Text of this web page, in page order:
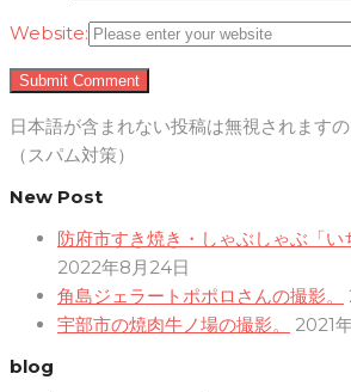
Website:
日本語が含まれない投稿は無視されますの
（スパム対策）
New Post
防府市すき焼き・しゃぶしゃぶ「い
2022年8月24日
角島ジェラートポポロさんの撮影。
宇部市の焼肉牛ノ場の撮影。
2021
blog